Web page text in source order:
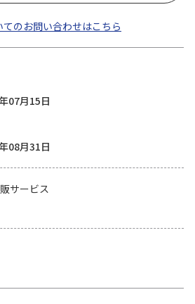
てのお問い合わせはこちら
07月15日
08月31日
サービス